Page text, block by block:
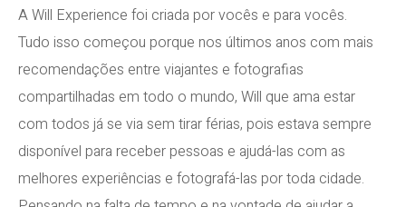
A Will Experience foi criada por vocês e para vocês.
Tudo isso começou porque nos últimos anos com mais
recomendações entre viajantes e fotografias
compartilhadas em todo o mundo, Will que ama estar
com todos já se via sem tirar férias, pois estava sempre
disponível para receber pessoas e ajudá-las com as
melhores experiências e fotografá-las por toda cidade.